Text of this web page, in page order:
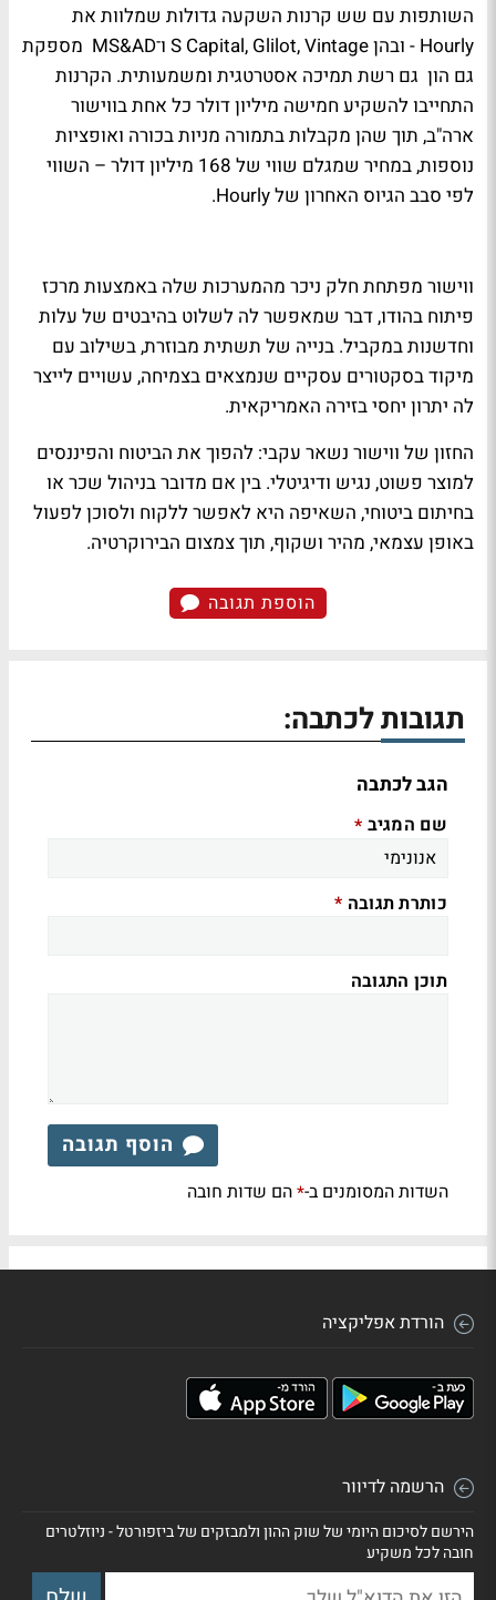
השותפות עם שש קרנות השקעה גדולות שמלוות את
Hourly - ובהן S Capital, Glilot, Vintage ו־MS&AD מספקת
גם הון גם רשת תמיכה אסטרטגית ומשמעותית. הקרנות
התחייבו להשקיע חמישה מיליון דולר כל אחת בווישור
ארה"ב, תוך שהן מקבלות בתמורה מניות בכורה ואופציות
נוספות, במחיר שמגלם שווי של 168 מיליון דולר – השווי
לפי סבב הגיוס האחרון של Hourly.
ווישור מפתחת חלק ניכר מהמערכות שלה באמצעות מרכז
פיתוח בהודו, דבר שמאפשר לה לשלוט בהיבטים של עלות
וחדשנות במקביל. בנייה של תשתית מבוזרת, בשילוב עם
מיקוד בסקטורים עסקיים שנמצאים בצמיחה, עשויים לייצר
לה יתרון יחסי בזירה האמריקאית.
החזון של ווישור נשאר עקבי: להפוך את הביטוח והפיננסים
למוצר פשוט, נגיש ודיגיטלי. בין אם מדובר בניהול שכר או
בחיתום ביטוחי, השאיפה היא לאפשר ללקוח ולסוכן לפעול
באופן עצמאי, מהיר ושקוף, תוך צמצום הבירוקרטיה.
הוספת תגובה
תגובות לכתבה:
הגב לכתבה
שם המגיב *
כותרת תגובה *
תוכן התגובה
הוסף תגובה
השדות המסומנים ב-*הם שדות חובה
הורדת אפליקציה
הרשמה לדיוור
הירשם לסיכום היומי של שוק ההון ולמבזקים של ביזפורטל - ניוזלטרים
חובה לכל משקיע